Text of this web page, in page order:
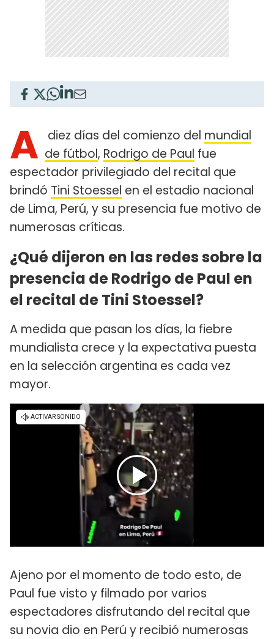
A diez días del comienzo del mundial
de fútbol, Rodrigo de Paul fue
espectador privilegiado del recital que
brindó Tini Stoessel en el estadio nacional
de Lima, Perú, y su presencia fue motivo de
numerosas críticas.
¿Qué dijeron en las redes sobre la
presencia de Rodrigo de Paul en
el recital de Tini Stoessel?
A medida que pasan los días, la fiebre
mundialista crece y la expectativa puesta
en la selección argentina es cada vez
mayor.
Ajeno por el momento de todo esto, de
Paul fue visto y filmado por varios
espectadores disfrutando del recital que
su novia dio en Perú y recibió numerosas